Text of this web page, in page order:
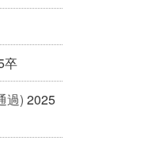
卒
過) 2025